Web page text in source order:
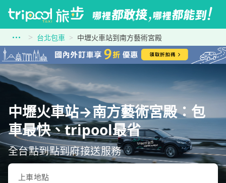
台北包車 中壢火車站到南方藝術宮殿
中壢火車站→南方藝術宮殿：包
車最快、tripool最省
全台點到點到府接送服務
上車地點